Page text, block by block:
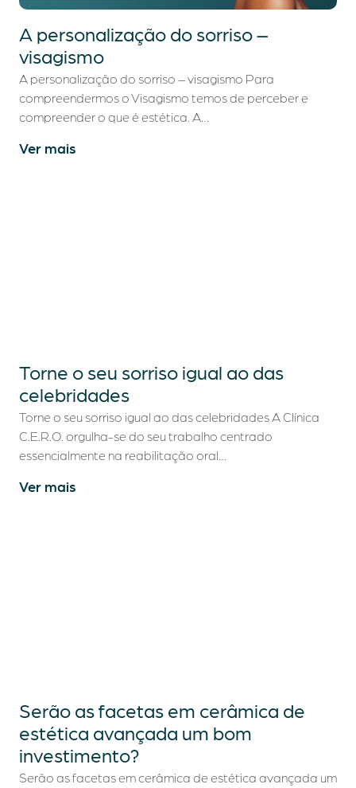
Contactos
A personalização do sorriso –
visagismo
A personalização do sorriso – visagismo Para
compreendermos o Visagismo temos de perceber e
compreender o que é estética. A…
Ver mais
Torne o seu sorriso igual ao das
celebridades
Torne o seu sorriso igual ao das celebridades A Clínica
C.E.R.O. orgulha-se do seu trabalho centrado
essencialmente na reabilitação oral…
Ver mais
Serão as facetas em cerâmica de
estética avançada um bom
investimento?
Serão as facetas em cerâmica de estética avançada um